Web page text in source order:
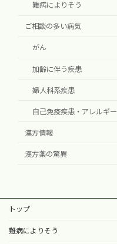
難病によりそう
ご相談の多い病気
がん
加齢に伴う疾患
婦人科系疾患
自己免疫疾患・アレルギー
漢方情報
漢方薬の驚異
トップ
難病によりそう